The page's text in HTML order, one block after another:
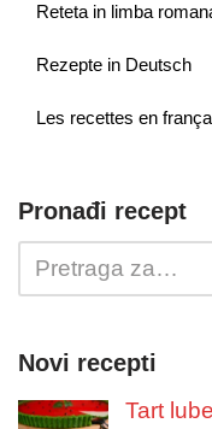
Reteta in limba
Rezepte in Deutsch
Les recettes en
Pronađi recept
Novi recepti
Tart